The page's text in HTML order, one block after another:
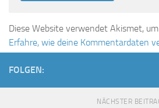
Diese Website verwendet Akismet,
Erfahre, wie deine Kommentardaten
FOLGEN:
NÄCHSTER